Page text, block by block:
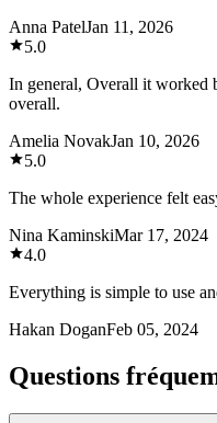
Anna PatelJan 11, 2026
5.0
In general, Overall it worked
overall.
Amelia NovakJan 10, 2026
5.0
The whole experience felt
Nina KaminskiMar 17, 2024
4.0
Everything is simple to use
Hakan DoganFeb 05, 2024
Questions